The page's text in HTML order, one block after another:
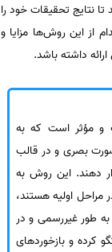
نتایج تحقیقات خود را
از این روش‌ها مزایا و
داشته باشد.
و مؤثر است که به
بصری و در قالب
دهند. این روش به
اولیه هستند،
طور غیررسمی و در
کرده و بازخوردهای